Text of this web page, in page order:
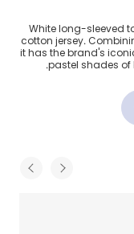
أبيض
White long-sleeved
cotton jersey.
it has the brand's
pastel shades of